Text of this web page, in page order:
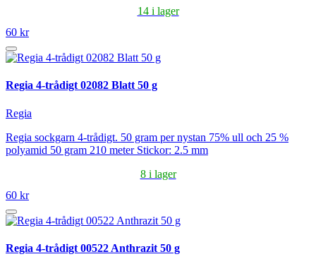
14 i lager
60 kr
Regia 4-trådigt 02082 Blatt 50 g
Regia
Regia sockgarn 4-trådigt. 50 gram per nystan 75% ull och 25 %
polyamid 50 gram 210 meter Stickor: 2.5 mm
8 i lager
60 kr
Regia 4-trådigt 00522 Anthrazit 50 g